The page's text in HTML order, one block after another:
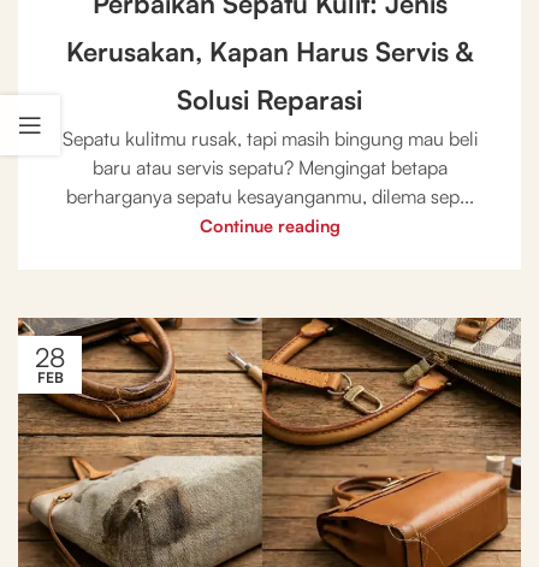
Kerusakan, Kapan Harus Servis &
Solusi Reparasi
Sepatu kulitmu rusak, tapi masih bingung mau beli
baru atau servis sepatu? Mengingat betapa
berharganya sepatu kesayanganmu, dilema sep...
Continue reading
28
FEB